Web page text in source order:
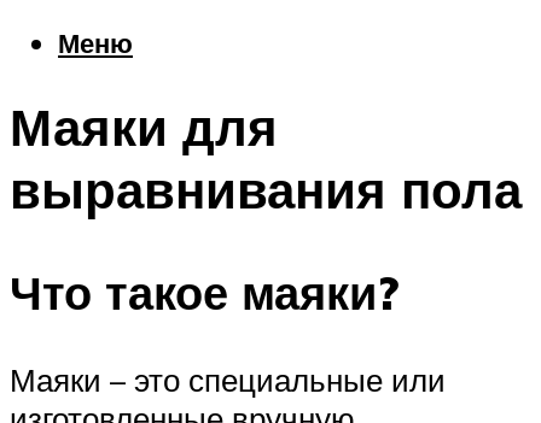
Меню
Маяки для
выравнивания пола
Что такое маяки?
Маяки – это специальные или